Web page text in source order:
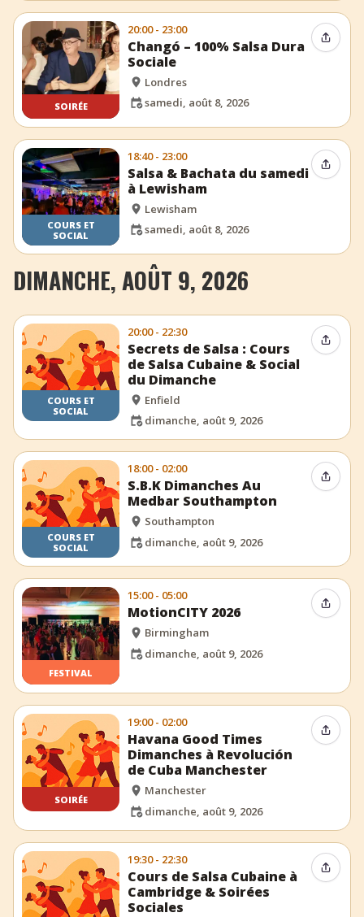
SOIRÉE
20:00 - 23:00
Changó – 100% Salsa Dura
Sociale
Londres
samedi, août 8, 2026
COURS ET
SOCIAL
18:40 - 23:00
Salsa & Bachata du samedi
à Lewisham
Lewisham
samedi, août 8, 2026
DIMANCHE, AOÛT 9, 2026
COURS ET
SOCIAL
20:00 - 22:30
Secrets de Salsa : Cours
de Salsa Cubaine & Social
du Dimanche
Enfield
dimanche, août 9, 2026
COURS ET
SOCIAL
18:00 - 02:00
S.B.K Dimanches Au
Medbar Southampton
Southampton
dimanche, août 9, 2026
FESTIVAL
15:00 - 05:00
MotionCITY 2026
Birmingham
dimanche, août 9, 2026
SOIRÉE
19:00 - 02:00
Havana Good Times
Dimanches à Revolución
de Cuba Manchester
Manchester
dimanche, août 9, 2026
19:30 - 22:30
Cours de Salsa Cubaine à
Cambridge & Soirées
Sociales